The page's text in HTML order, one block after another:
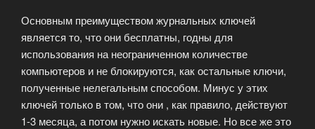
Основным преимуществом журнальных ключей
является то, что они бесплатны, годны для
использования на неограниченном количестве
компьютеров и не блокируются, как остальные ключи,
полученные нелегальным способом. Минус у этих
ключей только в том, что они , как правило, действуют
1-3 месяца, а потом нужно искать новые. Но все же это